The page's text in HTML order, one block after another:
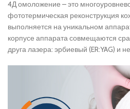
4Д омоложение – это
фототермическая реконструкция
выполняется на уникальном
корпусе аппарата совмещаются
друга лазера: эрбиевый (ER:YAG) и